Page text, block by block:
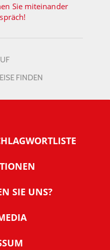
Sie miteinander
FINDEN
NachDenkSeiten
Signaturen
SIE UNS?